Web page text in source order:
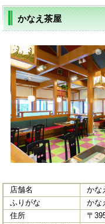
かなえ茶屋
店舗名
かな
ふりがな
かな
住所
〒